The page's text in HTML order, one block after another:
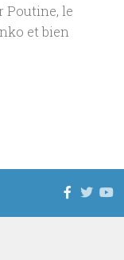
Poutine, le
et bien